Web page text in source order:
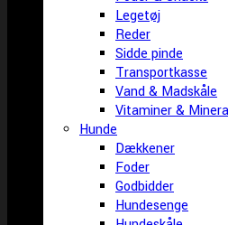
Legetøj
Reder
Sidde pinde
Transportkasse
Vand & Madskåle
Vitaminer &
Hunde
Dækkener
Foder
Godbidder
Hundesenge